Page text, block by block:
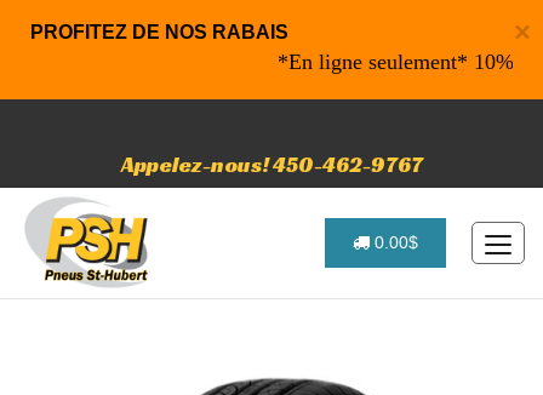
×
PROFITEZ DE NOS RABAIS
*En ligne seulement* 10% de
Appelez-nous! 450-462-9767
0.00$